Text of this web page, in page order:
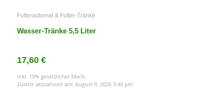
Futterautomat & Futter-Tränke
Wasser-Tränke 5,5 Liter
17,60 €
inkl. 19% gesetzlicher MwSt.
Zuletzt aktualisiert am: August 9, 2026 3:40 pm